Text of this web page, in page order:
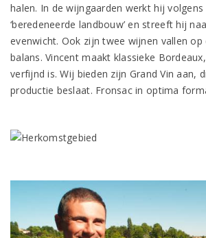
halen. In de wijngaarden werkt hij
‘beredeneerde landbouw’ en streeft hij
evenwicht. Ook zijn twee wijnen vallen
balans. Vincent maakt klassieke
verfijnd is. Wij bieden zijn Grand Vin aan,
productie beslaat. Fronsac in optima